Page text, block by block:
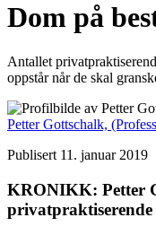
Dom på
Antallet
oppstår når de skal
Petter Gottschalk,
Publisert 11. januar 2019
KRONIKK: Petter
privatpraktiserende